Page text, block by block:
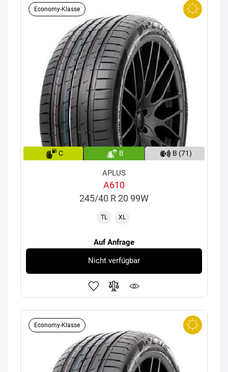
Economy-Klasse
C B B (71)
APLUS
A610
245/40 R 20 99W
TL XL
Auf Anfrage
Nicht verfügbar
Economy-Klasse